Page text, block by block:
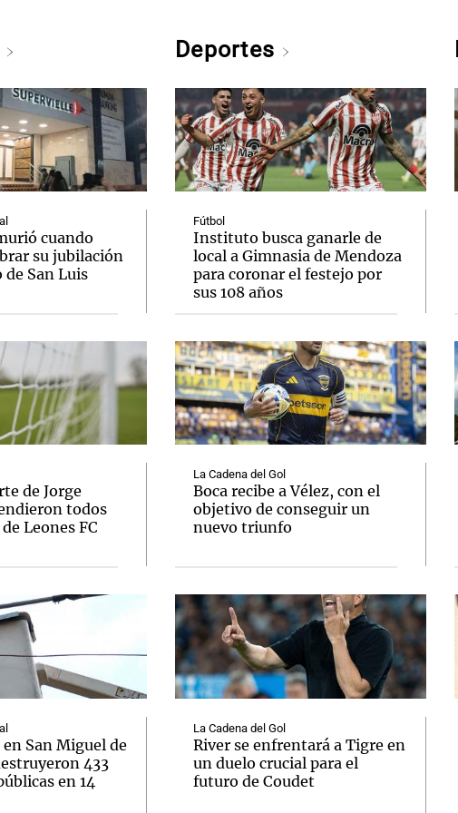
cuando
su jubilación
de San Luis
de Jorge
todos
Leones FC
San Miguel de
433
en 14
Deportes
Fútbol
Instituto busca ganarle de
local a Gimnasia de Mendoza
para coronar el festejo por
sus 108 años
La Cadena del Gol
Boca recibe a Vélez, con el
objetivo de conseguir un
nuevo triunfo
La Cadena del Gol
River se enfrentará a Tigre en
un duelo crucial para el
futuro de Coudet
El huracán de Arequito Cadena 3 en Groenlandia